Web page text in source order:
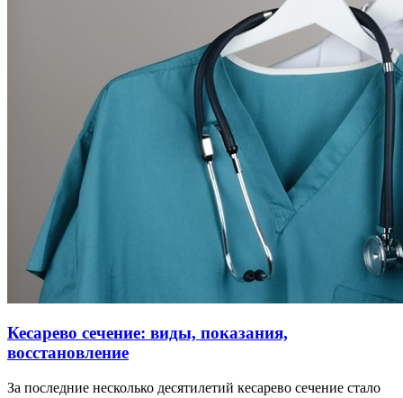
Кесарево сечение: виды, показания,
восстановление
За последние несколько десятилетий кесарево сечение стало